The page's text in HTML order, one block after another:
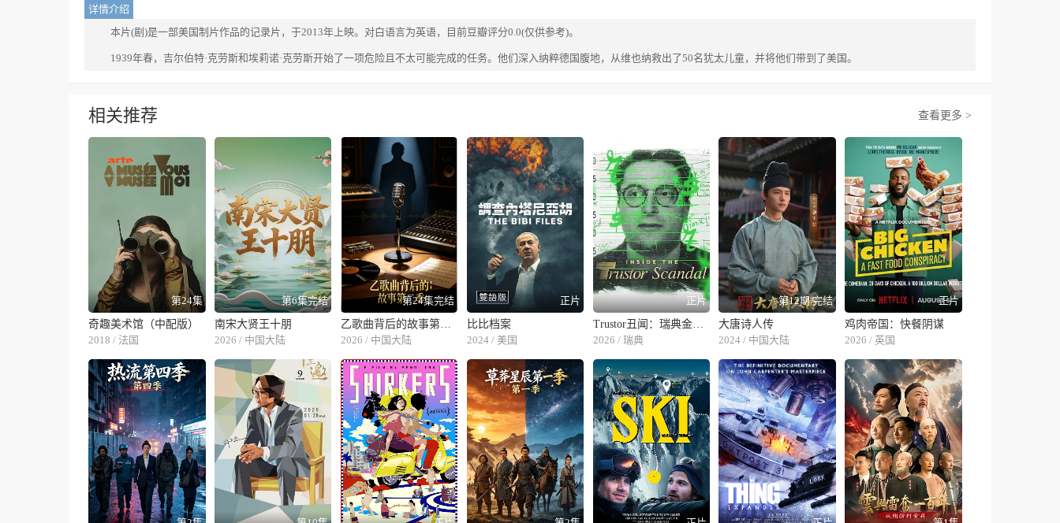
详情介绍
本片(剧)是一部美国制片作品的记录片，于2013年上映。对白语言为英语，目前豆瓣评分0.0(仅供参考)。
1939年春，吉尔伯特·克劳斯和埃莉诺·克劳斯开始了一项危险且不太可能完成的任务。他们深入纳粹德国腹地，从维也纳救出了50名犹太儿童，并将他们带到了美国。
相关推荐 查看更多 >
第24集
奇趣美术馆（中配版）
2018 / 法国
第6集完结
南宋大贤王十朋
2026 / 中国大陆
第24集完结
2026 / 中国大陆
正片
比比档案
2024 / 美国
正片
Trustor丑闻：瑞典金融案内幕
2026 / 瑞典
第12期 完结
大唐诗人传
2024 / 中国大陆
正片
鸡肉帝国：快餐阴谋
2026 / 英国